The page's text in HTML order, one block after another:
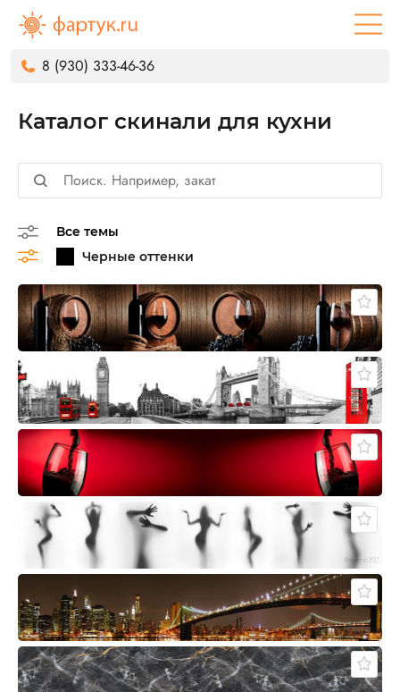
8 (930) 333-46-36
Каталог скинали для кухни
Все темы